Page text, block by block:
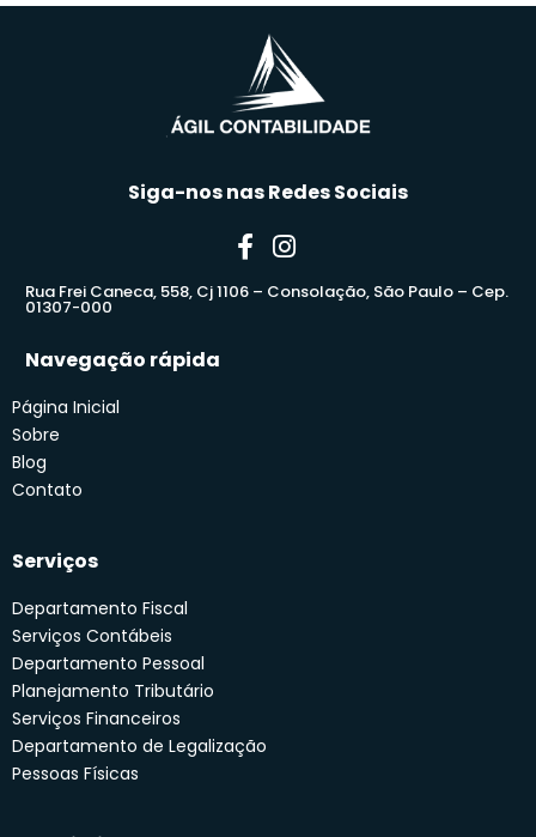
Siga-nos nas Redes Sociais
Rua Frei Caneca, 558, Cj 1106 – Consolação, São Paulo – Cep.
01307-000
Navegação rápida
Página Inicial
Sobre
Blog
Contato
Serviços
Departamento Fiscal
Serviços Contábeis
Departamento Pessoal
Planejamento Tributário
Serviços Financeiros
Departamento de Legalização
Pessoas Físicas